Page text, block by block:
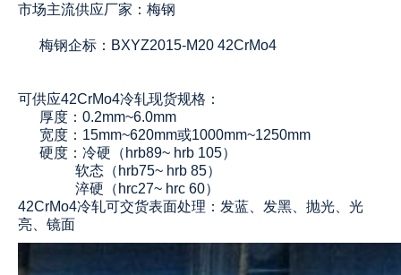
市场主流供应厂家：梅钢
梅钢企标：BXYZ2015-M20 42CrMo4
可供应42CrMo4冷轧现货规格：
厚度：0.2mm~6.0mm
宽度：15mm~620mm或1000mm~1250mm
硬度：冷硬（hrb89~ hrb 105）
软态（hrb75~ hrb 85）
淬硬（hrc27~ hrc 60）
42CrMo4冷轧可交货表面处理：发蓝、发黑、抛光、光
亮、镜面